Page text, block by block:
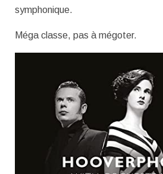
symphonique.
Méga classe, pas à mégoter.